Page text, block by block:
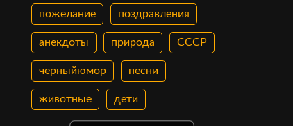
пожелание поздравления
анекдоты природа СССР
черныйюмор песни
животные дети